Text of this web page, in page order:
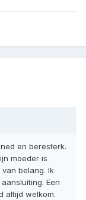
en beresterk.
moeder is
belang. Ik
Een
altijd welkom.